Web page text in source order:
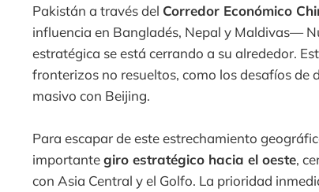
Pakistán a través del Corredor Económico
influencia en Bangladés, Nepal y Maldivas—
estratégica se está cerrando a su alrededor.
fronterizos no resueltos, como los desafíos de
masivo con Beijing.
Para escapar de este estrechamiento
importantegiro estratégico hacia el oeste,
con Asia Central y el Golfo. La prioridad